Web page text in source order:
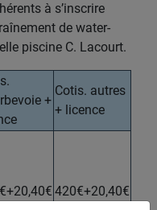
à s’inscrire
de water-
piscine C. Lacourt.
+
Cotis. autres
+ licence
420€+20,40€